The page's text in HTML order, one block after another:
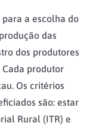
a escolha do
das
dos produtores
Cada produtor
Os critérios
são: estar
Rural (ITR) e